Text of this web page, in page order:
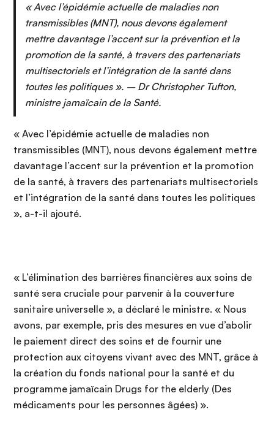
« Avec l’épidémie actuelle de maladies non
transmissibles (MNT), nous devons également
mettre davantage l’accent sur la prévention et la
promotion de la santé, à travers des partenariats
multisectoriels et l’intégration de la santé dans
toutes les politiques ». – Dr Christopher Tufton,
ministre jamaïcain de la Santé.
« Avec l’épidémie actuelle de maladies non
transmissibles (MNT), nous devons également mettre
davantage l’accent sur la prévention et la promotion
de la santé, à travers des partenariats multisectoriels
et l’intégration de la santé dans toutes les politiques
», a-t-il ajouté.
« L’élimination des barrières financières aux soins de
santé sera cruciale pour parvenir à la couverture
sanitaire universelle », a déclaré le ministre. « Nous
avons, par exemple, pris des mesures en vue d’abolir
le paiement direct des soins et de fournir une
protection aux citoyens vivant avec des MNT, grâce à
la création du fonds national pour la santé et du
programme jamaïcain Drugs for the elderly (Des
médicaments pour les personnes âgées) ».